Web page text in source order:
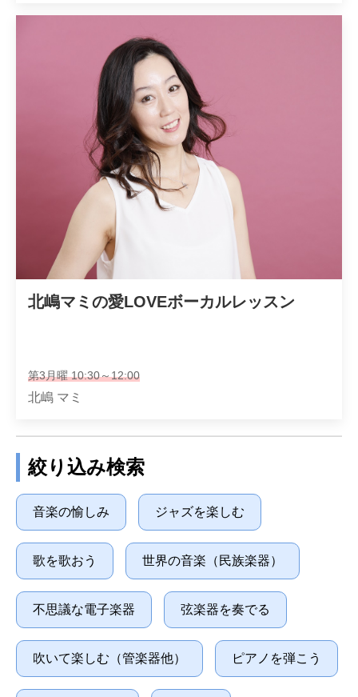
北嶋マミの愛LOVEボーカルレッスン
第3月曜 10:30～12:00
北嶋 マミ
絞り込み検索
音楽の愉しみ ジャズを楽しむ
歌を歌おう 世界の音楽（民族楽器）
不思議な電子楽器 弦楽器を奏でる
吹いて楽しむ（管楽器他） ピアノを弾こう